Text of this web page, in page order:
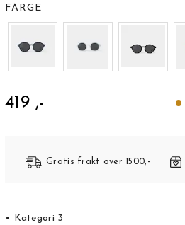
FARGE
419 ,-
Gratis frakt over 1500,-
• Kategori 3